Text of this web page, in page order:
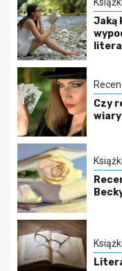
Jaką
Czy
Książki
Książki